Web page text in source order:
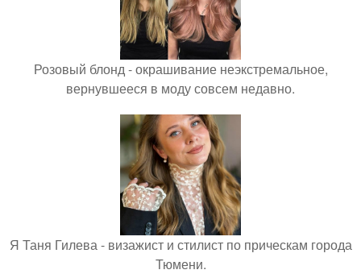
Розовый блонд - окрашивание неэкстремальное,
вернувшееся в моду совсем недавно.
Я Таня Гилева - визажист и стилист по прическам города
Тюмени.